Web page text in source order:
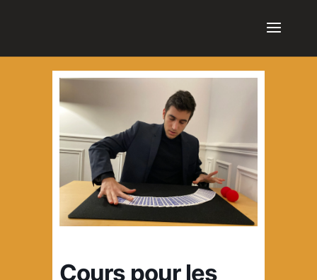
Cours pour les